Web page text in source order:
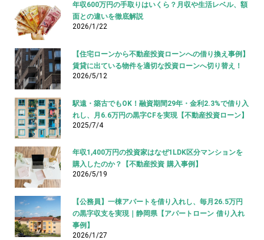
年収600万円の手取りはいくら？月収や生活レベル、額
面との違いを徹底解説
2026/1/22
【住宅ローンから不動産投資ローンへの借り換え事例】
賃貸に出ている物件を適切な投資ローンへ切り替え！
2026/5/12
駅遠・築古でもOK！融資期間29年・金利2.3%で借り入
れし、月6.6万円の黒字CFを実現【不動産投資ローン】
2025/7/4
年収1,400万円の投資家はなぜ1LDK区分マンションを
購入したのか？【不動産投資 購入事例】
2026/5/19
【公務員】一棟アパートを借り入れし、毎月26.5万円
の黒字収支を実現｜静岡県【アパートローン 借り入れ
事例】
2026/1/27